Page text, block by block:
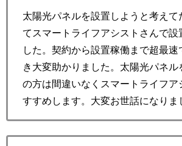
太陽光パネルを設置しようと考えて
てスマートライフアシストさんで設
した。契約から設置稼働まで超最
き大変助かりました。太陽光パネル
の方は間違いなくスマートライフア
すすめします。大変お世話になりま